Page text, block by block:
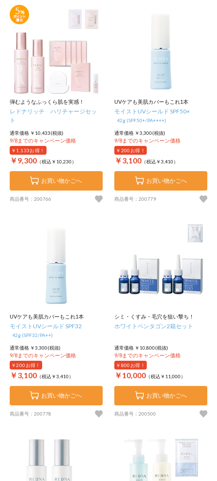
弾むようなふっくら肌を実感！
レドナリッチ ハリチャージセッ
ト
通常価格 ￥10,433(税抜)
9/8までのキャンペーン価格
￥1,133お得！
￥9,300 （税込￥10,230）
お買い物かごへ
商品番号：200766
UVケアも美肌カバーもこれ1本
モイストUVシールド SPF50+
42g (SPF50+/PA++++)
通常価格 ￥3,300(税抜)
9/8までのキャンペーン価格
￥200 お得！
￥3,100 （税込￥3,410）
お買い物かごへ
商品番号：200779
UVケアも美肌カバーもこれ1本
モイストUVシールド SPF32
42g (SPF32/PA++)
通常価格 ￥3,300(税抜)
9/8までのキャンペーン価格
￥200 お得！
￥3,100 （税込￥3,410）
お買い物かごへ
商品番号：200778
シミ・くすみ・毛穴を狙い撃ち！
ホワイトペンタゴン2箱セット
通常価格 ￥10,800(税抜)
9/8までのキャンペーン価格
￥800 お得！
￥10,000 （税込￥11,000）
お買い物かごへ
商品番号：200500